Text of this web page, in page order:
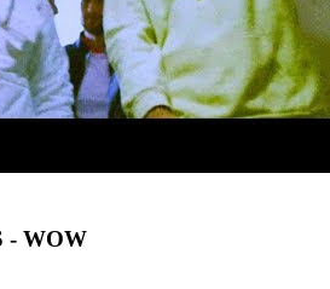
- WOW